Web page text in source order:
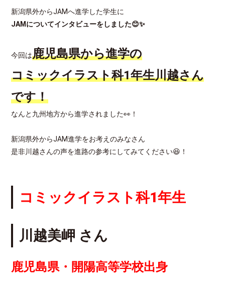
新潟県外からJAMへ進学した学生に
JAMについてインタビューをしました😊✨
今回は鹿児島県から進学の
コミックイラスト科1年生川越さん
です！
なんと九州地方から進学されました👀！
新潟県外からJAM進学をお考えのみなさん
是非川越さんの声を進路の参考にしてみてください😆！
コミックイラスト科1年生
川越美岬 さん
鹿児島県・開陽高等学校出身